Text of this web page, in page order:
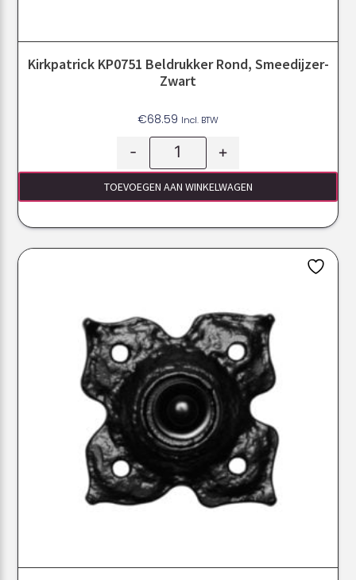
Kirkpatrick KP0751 Beldrukker Rond, Smeedijzer-
Zwart
€68.59 Incl. BTW
- +
TOEVOEGEN AAN WINKELWAGEN